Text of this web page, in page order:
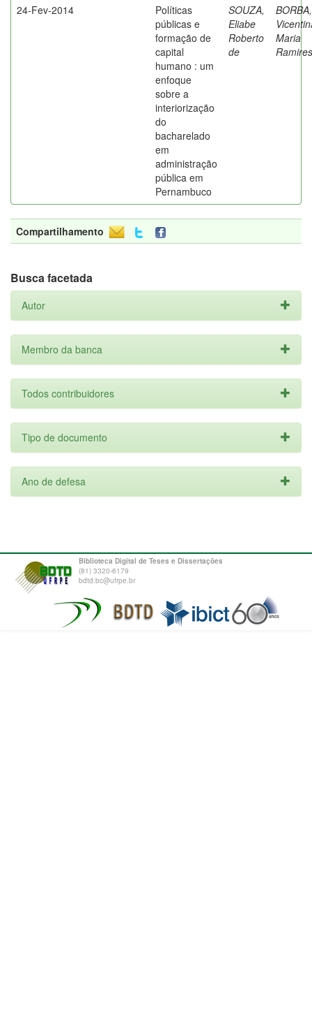
24-Fev-2014
Políticas
públicas e
formação de
capital
humano : um
enfoque
sobre a
interiorização
do
bacharelado
em
administração
pública em
Pernambuco
SOUZA,
Eliabe
Roberto
de
BORBA,
Maria
Ramires
Compartilhamento
Busca facetada
Autor
Membro da banca
Todos contribuidores
Tipo de documento
Ano de defesa
Biblioteca Digital de Teses e Dissertações
(81) 3320-6179
bdtd.bc@ufrpe.br